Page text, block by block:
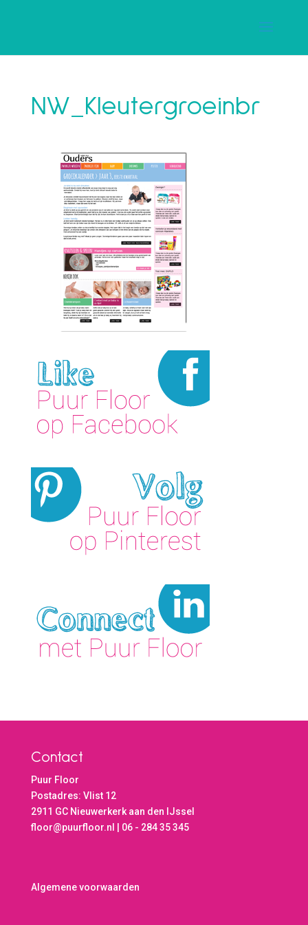
NW_Kleutergroeinbr
Contact
Puur Floor
Postadres: Vlist 12
2911 GC Nieuwerkerk aan den IJssel
floor@puurfloor.nl | 06 - 284 35 345
Algemene voorwaarden